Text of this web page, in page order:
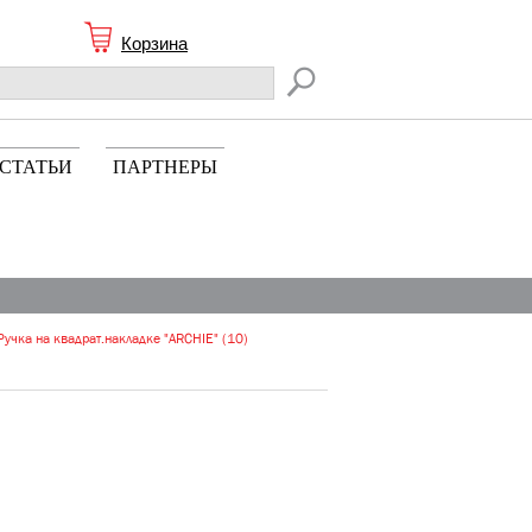
Корзина
ПАРТНЕРЫ
на квадрат.накладке "ARCHIE" (10)